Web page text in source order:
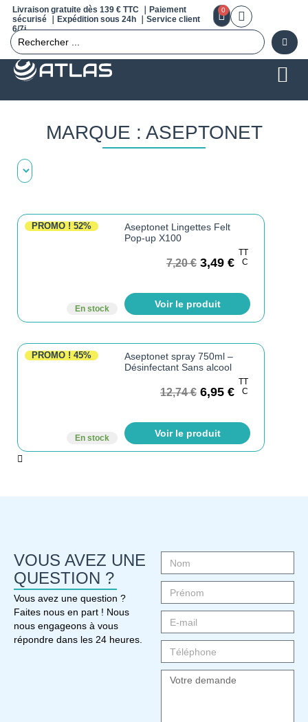
Livraison gratuite dès 139 € TTC ｜Paiement
sécurisé ｜Expédition sous 24h ｜Service client
6/7j
0
MARQUE : ASEPTONET
PROMO ! 52%
En stock
Aseptonet Lingettes Felt
Pop-up X100
7,20€ 3,49 €
TT
C
Voir le produit
PROMO ! 45%
En stock
Aseptonet spray 750ml –
Désinfectant Sans alcool
12,74€ 6,95 €
TT
C
Voir le produit
VOUS AVEZ UNE
QUESTION ?
Vous avez une question ?
Faites nous en part ! Nous
nous engageons à vous
répondre dans les 24 heures.